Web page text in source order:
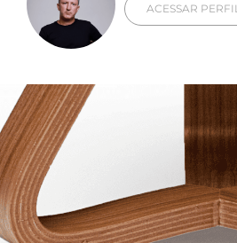
ACESSAR PERFIL